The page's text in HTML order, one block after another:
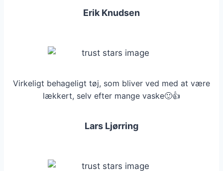
Erik Knudsen
Virkeligt behageligt tøj, som bliver ved med at være
lækkert, selv efter mange vaske🙂👍
Lars Ljørring